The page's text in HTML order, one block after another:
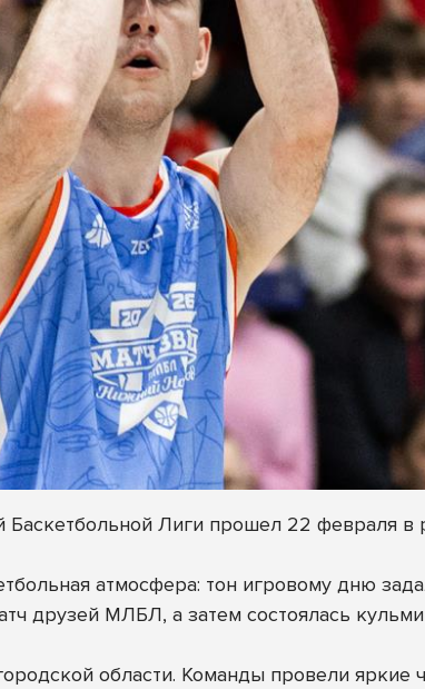
Лиги прошел 22 февраля в
атмосфера: тон игровому дню
друзей МЛБЛ, а затем состоялась
области. Команды провели яркие